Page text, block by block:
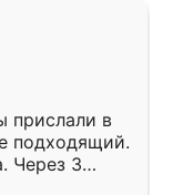
прислали в
подходящий.
Через 3
Остались